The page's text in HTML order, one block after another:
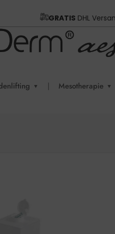
GRATIS DHL
▼ | Mesotherapie ▼